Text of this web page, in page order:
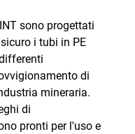
sono progettati
i tubi in PE
di
mineraria.
di
pronti per l'uso e